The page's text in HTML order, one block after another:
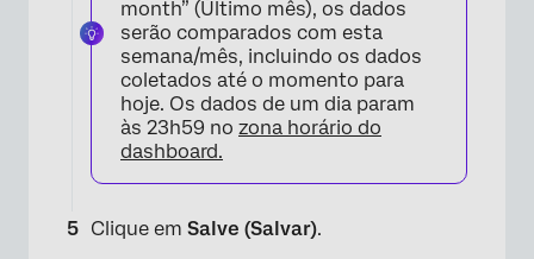
×
month” (Último mês), os dados
serão comparados com esta
semana/mês, incluindo os dados
coletados até o momento para
hoje. Os dados de um dia param
às 23h59 no zona horário do
dashboard.
Clique em Salve (Salvar).